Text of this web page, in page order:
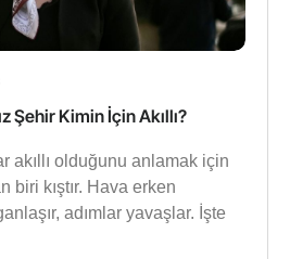
Şehir Kimin İçin Akıllı?
akıllı olduğunu anlamak için
biri kıştır. Hava erken
adımlar yavaşlar. İşte